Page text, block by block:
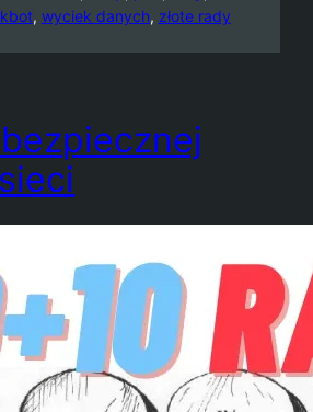
, wyciek danych, złote rady